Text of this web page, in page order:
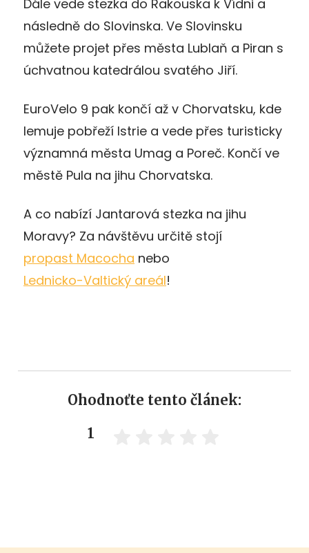
Dále vede stezka do Rakouska k Vídni a
následně do Slovinska. Ve Slovinsku
můžete projet přes města Lublaň a Piran s
úchvatnou katedrálou svatého Jiří.
EuroVelo 9 pak končí až v Chorvatsku, kde
lemuje pobřeží Istrie a vede přes turisticky
významná města Umag a Poreč. Končí ve
městě Pula na jihu Chorvatska.
A co nabízí Jantarová stezka na jihu
Moravy? Za návštěvu určitě stojí
propast Macocha nebo
Lednicko-Valtický areál!
Ohodnoťte tento článek:
1